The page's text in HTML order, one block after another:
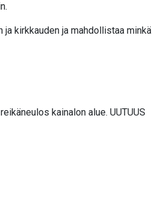
kirkkauden ja mahdollistaa minkä
kainalon alue. UUTUUS